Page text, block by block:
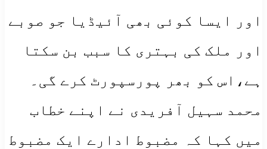
اور ایسا کوئی بھی آئیڈیا جو صوبے
اور ملک کی بہتری کا سبب بن سکتا
ہے،اس کو بھر پورسپورٹ کرے گی۔
محمد سہیل آفریدی نے اپنے خطاب
میں کہا کہ مضبوط ادارے ایک مضبوط